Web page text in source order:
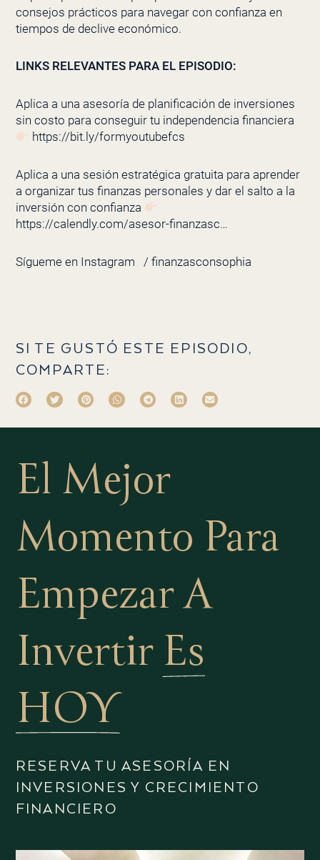
consejos prácticos para navegar con confianza en
tiempos de declive económico.
LINKS RELEVANTES PARA EL EPISODIO:
Aplica a una asesoría de planificación de inversiones
sin costo para conseguir tu independencia financiera
https://bit.ly/formyoutubefcs
Aplica a una sesión estratégica gratuita para aprender
a organizar tus finanzas personales y dar el salto a la
inversión con confianza
https://calendly.com/asesor-finanzasc…
Sígueme en Instagram / finanzasconsophia
SI TE GUSTÓ ESTE EPISODIO,
COMPARTE:
El Mejor
Momento Para
Empezar A
Invertir Es
HOY
RESERVA TU ASESORÍA EN
INVERSIONES Y CRECIMIENTO
FINANCIERO